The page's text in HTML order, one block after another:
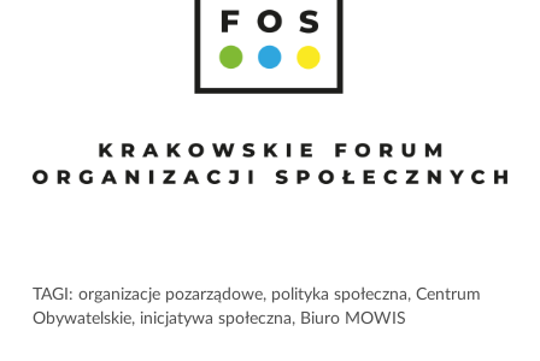
TAGI: organizacje pozarządowe, polityka społeczna, Centrum
Obywatelskie, inicjatywa społeczna, Biuro MOWIS